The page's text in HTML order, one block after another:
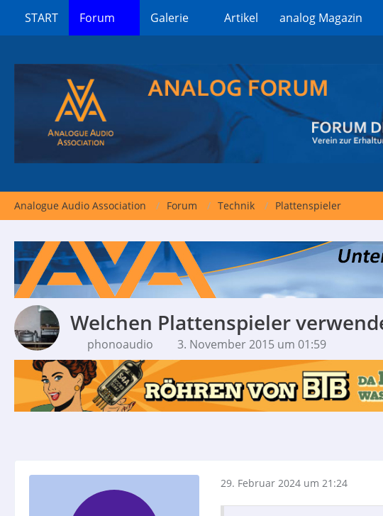
START Forum Galerie Artikel analog Magazin
Analogue Audio Association Forum Technik Plattenspieler
Welchen Plattenspieler
phonoaudio 3. November 2015 um 01:59
29. Februar 2024 um 21:24